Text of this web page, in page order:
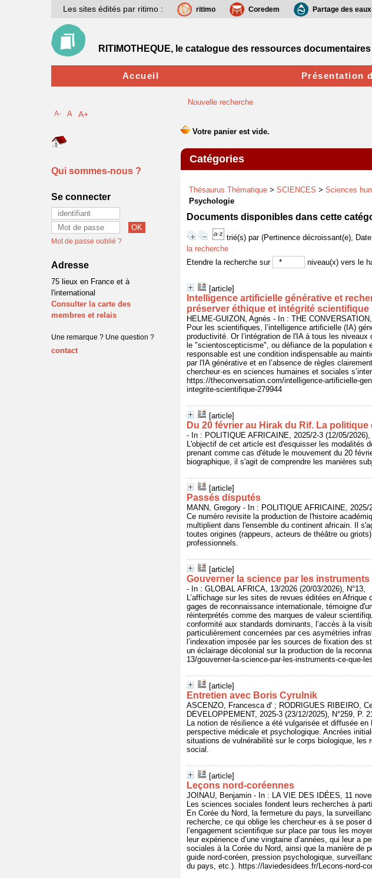
Nouvelle recherche
Catégories
Thésaurus Thématique > SCIENCES > Sciences
Psychologie
Documents disponibles dans cette
trié(s) par (Pertinence décroissant(e),
la recherche
Etendre la recherche sur
niveau(x) vers le
[article]
Intelligence artificielle générative et
préserver éthique et intégrité scientifique
HELME-GUIZON, Agnès - In : THE
Pour les scientifiques, l’intelligence artificielle (IA)
productivité. Or l’intégration de l'IA à tous les
le "scientoscepticisme", ou défiance de la
responsable est une condition indispensable au
par l'IA générative et en l’absence de règles
chercheur·es en sciences humaines et sociales
https://theconversation.com/intelligence-artificielle-
integrite-scientifique-279944
[article]
Du 20 février au Hirak du Rif. La
- In : POLITIQUE AFRICAINE, 2025/2-3 (12/05/2026),
L'objectif de cet article est d'esquisser les modalités
prenant comme cas d'étude le mouvement du 20
biographique, il s'agit de comprendre les manières
[article]
Passés disputés
MANN, Gregory - In : POLITIQUE AFRICAINE, 2025/
Ce numéro revisite la production de l'histoire
multiplient dans l'ensemble du continent africain. Il
toutes origines (rappeurs, acteurs de théâtre ou
professionnels.
[article]
Gouverner la science par les
- In : GLOBAL AFRICA, 13/2026 (20/03/2026), N°13,
L’affichage sur les sites de revues éditées en
gages de reconnaissance internationale, témoigne
réinterprétés comme des marques de valeur
conformité aux standards dominants, l’accès à la
particulièrement concernées par ces asymétries
l’indexation imposée par les sources de fixation des
un éclairage décolonial sur la production de la
13/gouverner-la-science-par-les-instruments-ce-que-
[article]
Entretien avec Boris Cyrulnik
ASCENZO, Francesca d' ; RODRIGUES RIBEIRO,
DEVELOPPEMENT, 2025-3 (23/12/2025), N°259, P.
La notion de résilience a été vulgarisée et diffusée
perspective médicale et psychologique. Ancrées
situations de vulnérabilité sur le corps biologique, les
social.
[article]
Leçons nord-coréennes
JOINAU, Benjamin - In : LA VIE DES IDÉES, 11
Les sciences sociales fondent leurs recherches à
En Corée du Nord, la fermeture du pays, la
recherche, ce qui oblige les chercheur·es à se poser
l’engagement scientifique sur place par tous les
leur expérience d’une vingtaine d’années, qui leur a
sociales à la Corée du Nord, ainsi que la manière de
guide nord-coréen, pression psychologique,
du pays, etc.). https://laviedesidees.fr/Lecons-nord-
Les sites édités par ritimo : ritimo Coredem Partage des eaux
RITIMOTHEQUE, le catalogue des ressources
Accueil Présentation
A- A A+
Qui sommes-nous ?
Se connecter
Mot de passe oublié ?
Adresse
75 lieux en France et à
l'international
Consulter la carte des
membres et relais
Une remarque ? Une question ?
contact